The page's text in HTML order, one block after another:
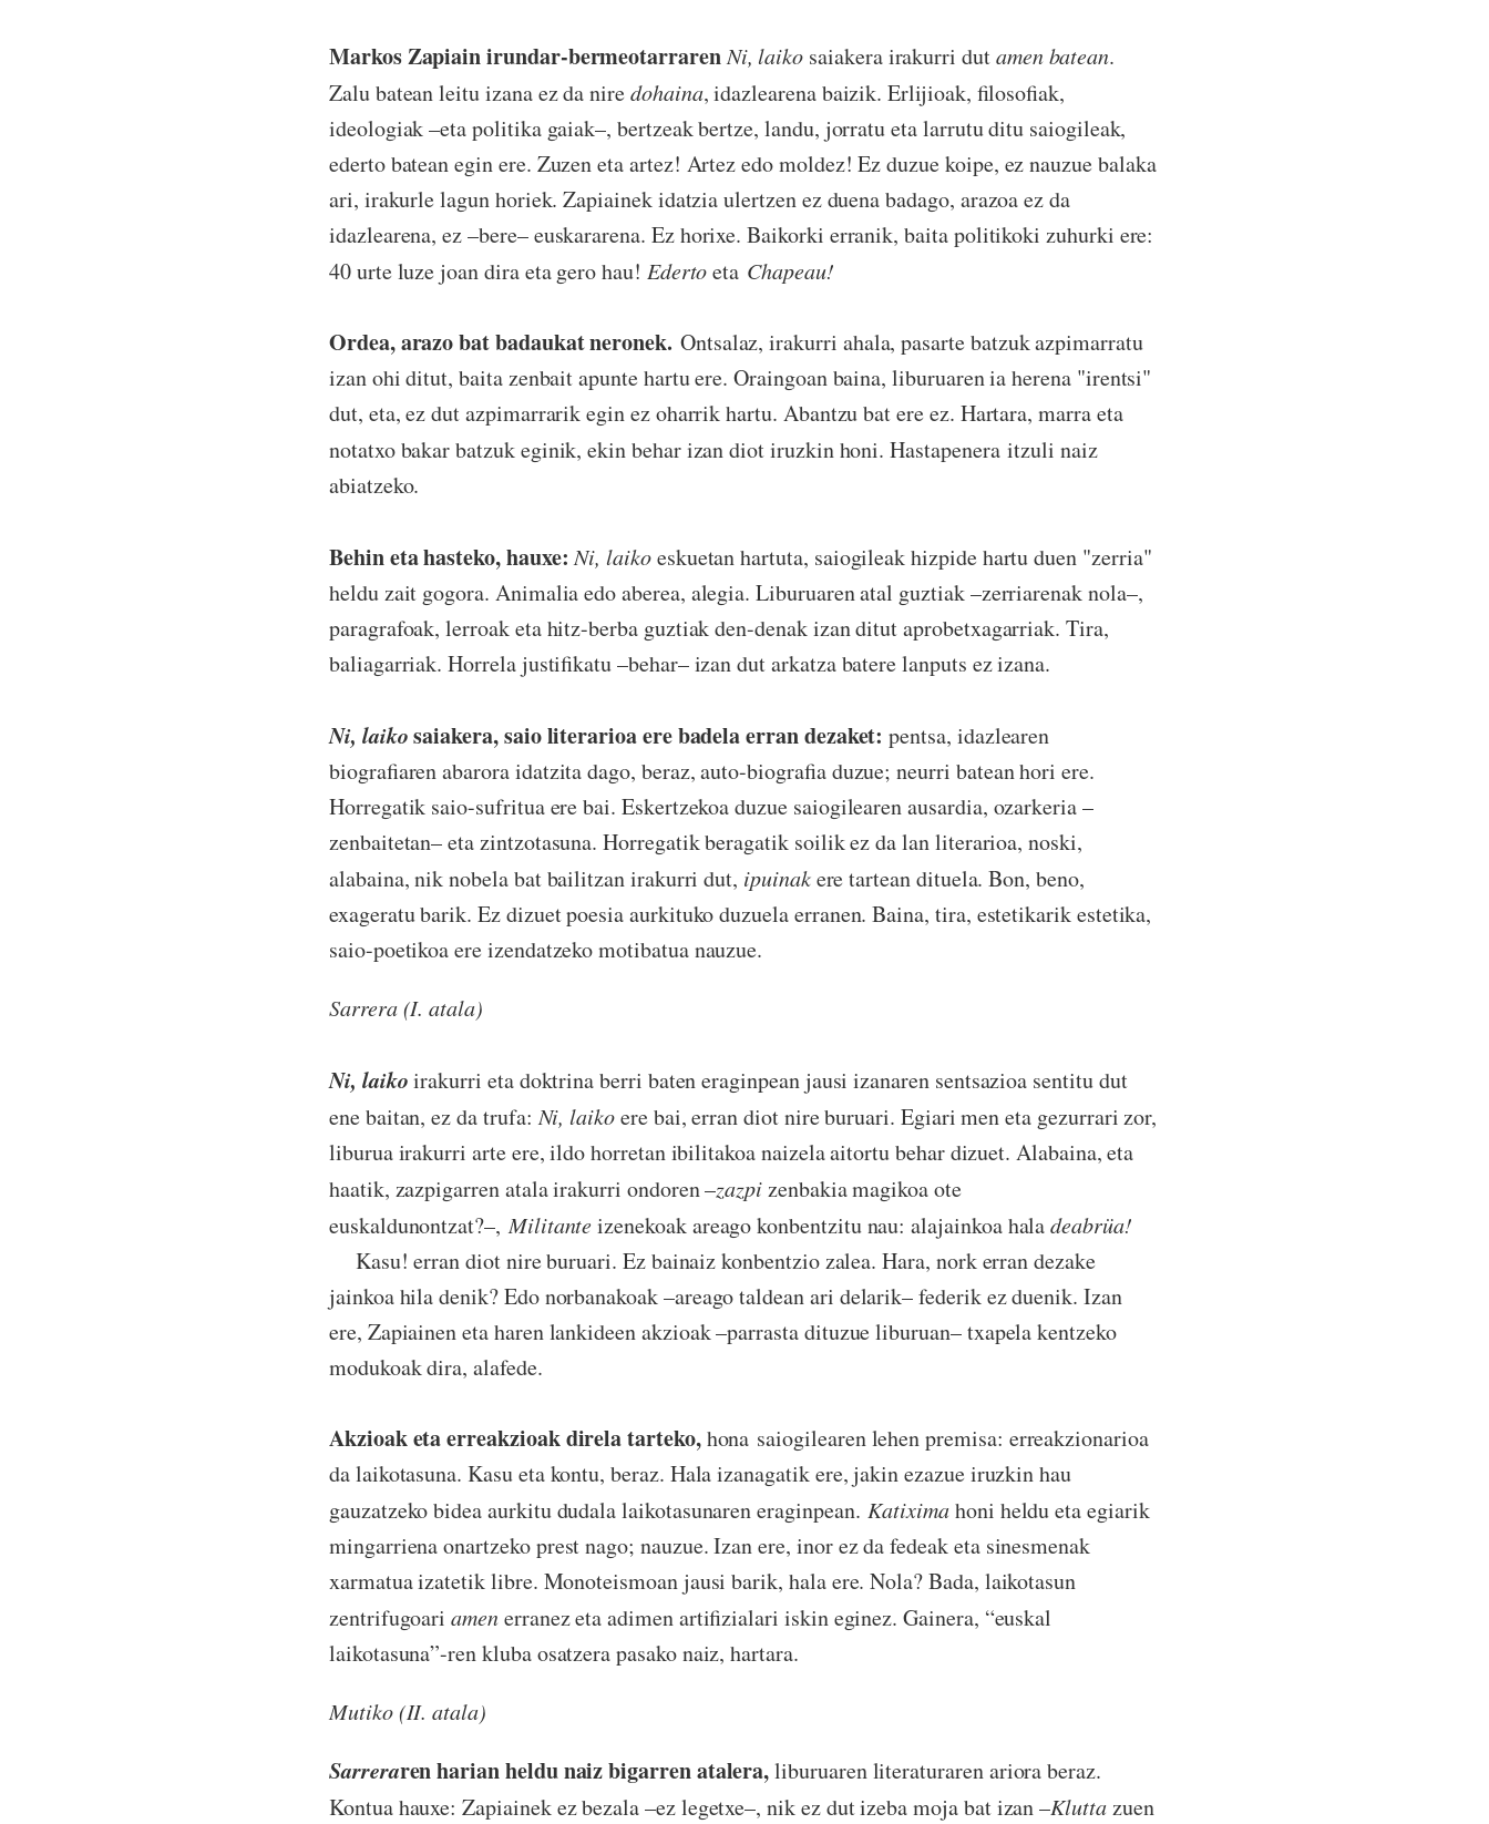
Markos Zapiain irundar-bermeotarrarenNi, laiko saiakera irakurri dutamen batean.
Zalu batean leitu izana ez da niredohaina, idazlearena baizik. Erlijioak, filosofiak,
ideologiak –eta politika gaiak–, bertzeak bertze, landu, jorratu eta larrutu ditu saiogileak,
ederto batean egin ere. Zuzen eta artez! Artez edo moldez! Ez duzue koipe, ez nauzue balaka
ari, irakurle lagun horiek. Zapiainek idatzia ulertzen ez duena badago, arazoa ez da
idazlearena, ez –bere– euskararena. Ez horixe. Baikorki erranik, baita politikoki zuhurki ere:
40 urte luze joan dira eta gero hau! Edertoeta Chapeau!
Ordea, arazo bat badaukat neronek. Ontsalaz, irakurri ahala, pasarte batzuk azpimarratu
izan ohi ditut, baita zenbait apunte hartu ere. Oraingoan baina, liburuaren ia herena "irentsi"
dut, eta, ez dut azpimarrarik egin ez oharrik hartu. Abantzu bat ere ez. Hartara, marra eta
notatxo bakar batzuk eginik, ekin behar izan diot iruzkin honi. Hastapenera itzuli naiz
abiatzeko.
Behin eta hasteko, hauxe: Ni, laikoeskuetan hartuta, saiogileak hizpide hartu duen "zerria"
heldu zait gogora. Animalia edo aberea, alegia. Liburuaren atal guztiak –zerriarenak nola–,
paragrafoak, lerroak eta hitz-berba guztiak den-denak izan ditut aprobetxagarriak. Tira,
baliagarriak. Horrela justifikatu –behar– izan dut arkatza batere lanputs ez izana.
Ni, laikosaiakera, saio literarioa ere badela erran dezaket: pentsa, idazlearen
biografiaren abarora idatzita dago, beraz, auto-biografia duzue; neurri batean hori ere.
Horregatik saio-sufritua ere bai. Eskertzekoa duzue saiogilearen ausardia, ozarkeria –
zenbaitetan– eta zintzotasuna. Horregatik beragatik soilik ez da lan literarioa, noski,
alabaina, nik nobela bat bailitzan irakurri dut, ipuinakere tartean dituela. Bon, beno,
exageratu barik. Ez dizuet poesia aurkituko duzuela erranen. Baina, tira, estetikarik estetika,
saio-poetikoa ere izendatzeko motibatua nauzue.
Sarrera (I. atala)
Ni, laikoirakurri eta doktrina berri baten eraginpean jausi izanaren sentsazioa sentitu dut
ene baitan, ez da trufa:Ni, laikoere bai, erran diot nire buruari. Egiari men eta gezurrari zor,
liburua irakurri arte ere, ildo horretan ibilitakoa naizela aitortu behar dizuet. Alabaina, eta
haatik, zazpigarren atala irakurri ondoren –zazpizenbakia magikoa ote
euskaldunontzat?–,Militanteizenekoak areago konbentzitu nau: alajainkoa haladeabrüa!
Kasu! erran diot nire buruari. Ez bainaiz konbentzio zalea. Hara, nork erran dezake
jainkoa hila denik? Edo norbanakoak –areago taldean ari delarik– federik ez duenik. Izan
ere, Zapiainen eta haren lankideen akzioak –parrasta dituzue liburuan– txapela kentzeko
modukoak dira, alafede.
Akzioak eta erreakzioak direla tarteko,hona saiogilearen lehen premisa: erreakzionarioa
da laikotasuna. Kasu eta kontu, beraz. Hala izanagatik ere, jakin ezazue iruzkin hau
gauzatzeko bidea aurkitu dudala laikotasunaren eraginpean.Katiximahoni heldu eta egiarik
mingarriena onartzeko prest nago; nauzue. Izan ere, inor ez da fedeak eta sinesmenak
xarmatua izatetik libre. Monoteismoan jausi barik, hala ere. Nola? Bada, laikotasun
zentrifugoariamenerranez eta adimen artifizialari iskin eginez. Gainera, “euskal
laikotasuna”-ren kluba osatzera pasako naiz, hartara.
Mutiko (II. atala)
Sarreraren harian heldu naiz bigarren atalera,liburuaren literaturaren ariora beraz.
Kontua hauxe: Zapiainek ez bezala –ez legetxe–, nik ez dut izeba moja bat izan –Kluttazuen